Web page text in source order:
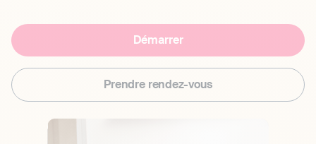
Démarrer
Prendre rendez-vous